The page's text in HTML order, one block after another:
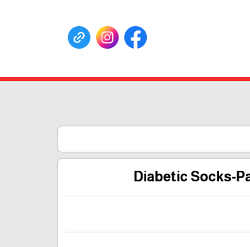
Diabetic Socks-